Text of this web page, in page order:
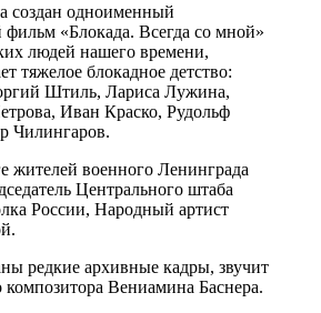
создан одноименный
«Блокада. Всегда со мной»
людей нашего времени,
тяжелое блокадное детство:
Штиль, Лариса Лужина,
Иван Краско, Рудольф
Чилингаров.
жителей военного Ленинграда
Центрального штаба
России, Народный артист
редкие архивные кадры, звучит
композитора Вениамина Баснера.